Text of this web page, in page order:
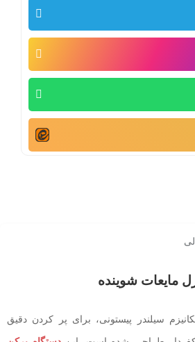
نازل با مکانیزم سیلندر پیستونی، برای پر کردن دقیق